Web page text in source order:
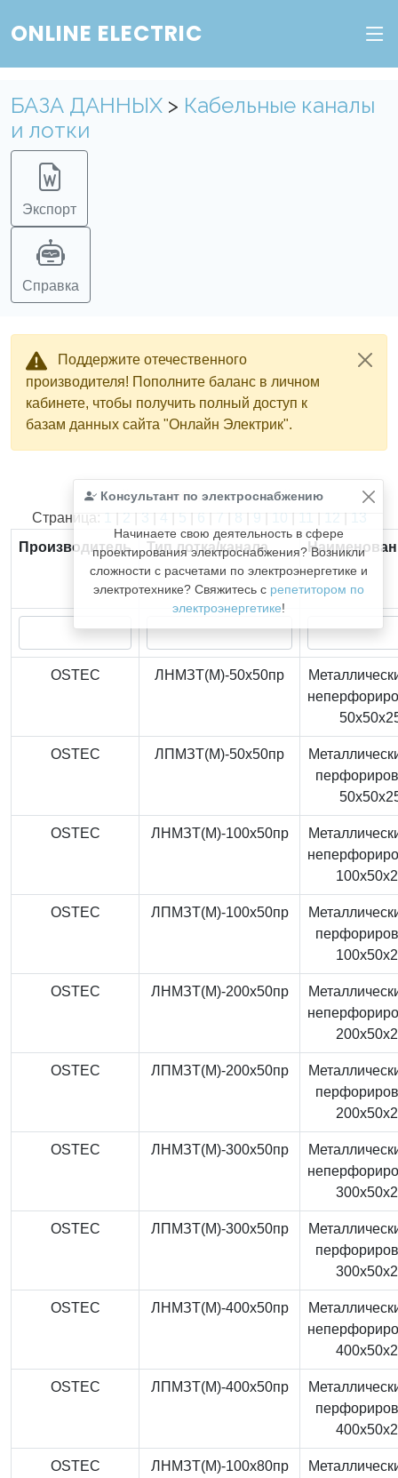
ONLINE ELECTRIC
БАЗА ДАННЫХ > Кабельные каналы
и лотки
Экспорт
Справка
Поддержите отечественного
производителя! Пополните баланс в личном
кабинете, чтобы получить полный доступ к
базам данных сайта "Онлайн Электрик".
Консультант по электроснабжению
Начинаете свою деятельность в сфере
проектирования электроснабжения? Возникли
сложности с расчетами по электроэнергетике и
электротехнике? Свяжитесь с репетитором по
электроэнергетике!
Найдено366из366записей.
Страница: 1 | 2 | 3 | 4 | 5 | 6 | 7 | 8 | 9 | 10 | 11 | 12 | 13
Производитель
Тип лотка/канала
OSTEC ЛНМЗТ(М)-50x50пр
OSTEC ЛПМЗТ(М)-50x50пр
OSTEC ЛНМЗТ(М)-100x50пр
OSTEC ЛПМЗТ(М)-100x50пр
OSTEC ЛНМЗТ(М)-200x50пр
OSTEC ЛПМЗТ(М)-200x50пр
OSTEC ЛНМЗТ(М)-300x50пр
OSTEC ЛПМЗТ(М)-300x50пр
OSTEC ЛНМЗТ(М)-400x50пр
OSTEC ЛПМЗТ(М)-400x50пр
OSTEC ЛНМЗТ(М)-100x80пр
Пополните баланс в личном кабинете, чтобы
Электрик" без ограничений.